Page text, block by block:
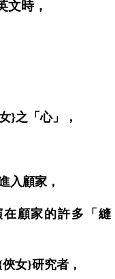
文時，
}之「心」，
入顧家，
顧家的許多「縫
俠女}研究者，